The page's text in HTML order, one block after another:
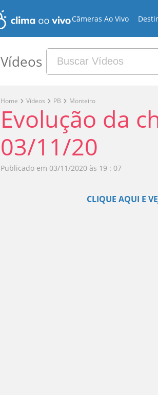
Câmeras Ao Vivo
Vídeos
Home Vídeos PB Monteiro
Evolução da
03/11/20
Publicado em 03/11/2020 às 19 : 07
CLIQUE AQUI E